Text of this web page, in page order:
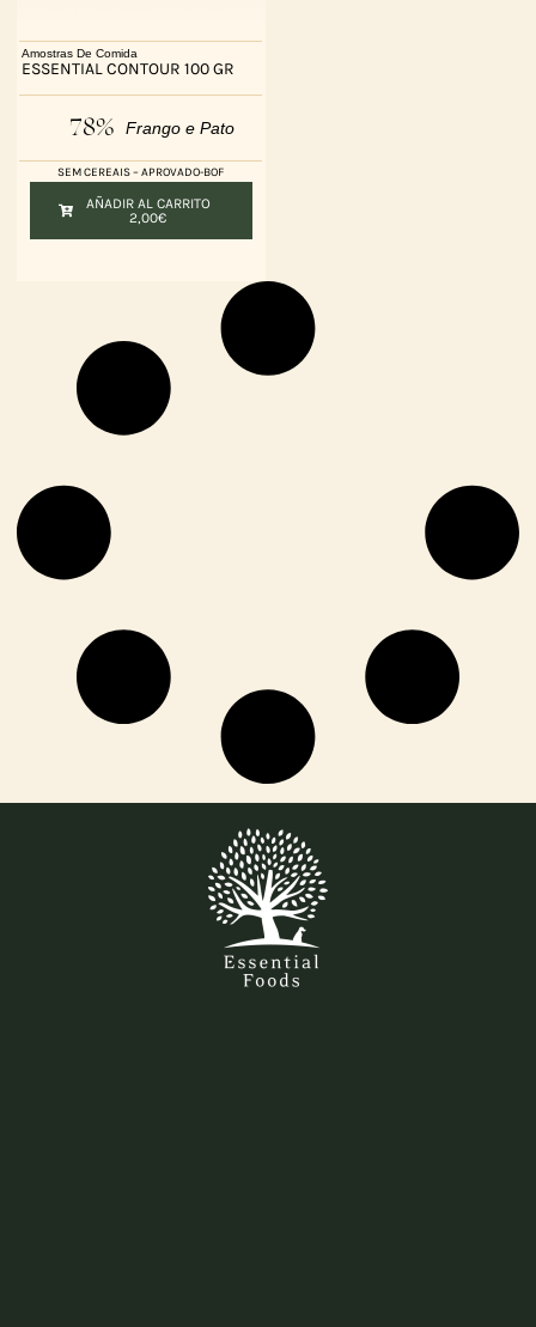
Amostras De Comida
ESSENTIAL CONTOUR 100 GR
78% Frango e Pato
SEM CEREAIS – APROVADO-BOF
AÑADIR AL CARRITO
2,00€